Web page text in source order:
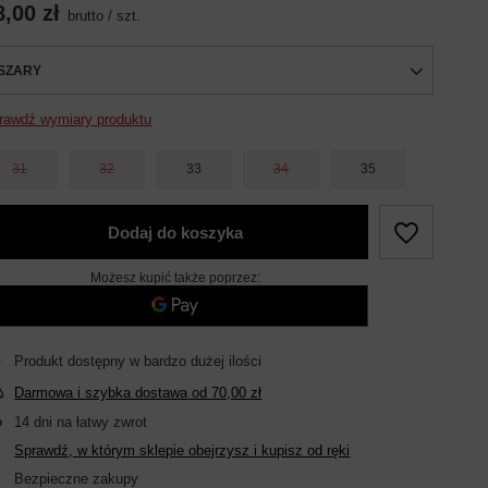
zł brutto /szt.
wymiary produktu
31 32 33 34 35
Dodaj do koszyka
Możesz kupić także poprzez:
Produkt dostępny w bardzo dużej ilości
Darmowa i szybka dostawa od70,00 zł
14 dni na łatwy zwrot
Sprawdź, w którym sklepie obejrzysz i kupisz od ręki
Bezpieczne zakupy